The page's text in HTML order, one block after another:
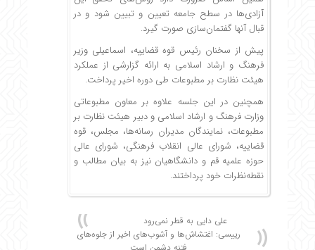
آزادی‌ها در سطح جامعه تعیین و تبیین شود و در
قبال آنها گفتمان‌سازی صورت گیرد.
پیش از سخنان رئیس قوه قضاییه، اسماعیلی وزیر
فرهنگ و ارشاد اسلامی به ارائه گزارشی از عملکرد
هیئت نظارت بر مطبوعات طی دوره اخیر پرداخت.
همچنین در این جلسه علاوه بر معاون مطبوعاتی
وزارت فرهنگ و ارشاد اسلامی و دبیر هیئت نظارت بر
مطبوعات، نمایندگان مدیران رسانه‌ها، مجلس، قوه
قضاییه، شورای عالی انقلاب فرهنگی، شورای عالی
حوزه علمیه قم و دانشگاهیان نیز به بیان مطالب و
نقطه‌نظرات خود پرداختند.
علی دایی به قطر نمی‌رود
رییسی: اغتشاش‌ها و آشوب‌های اخیر از جلوه‌های